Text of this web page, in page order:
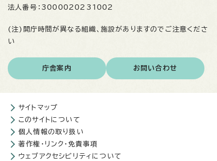
法人番号： 3000020231002
(注)開庁時間が異なる組織、施設がありますのでご注意くださ
い
庁舎案内 お問い合わせ
サイトマップ
このサイトについて
個人情報の取り扱い
著作権・リンク・免責事項
ウェブアクセシビリティについて